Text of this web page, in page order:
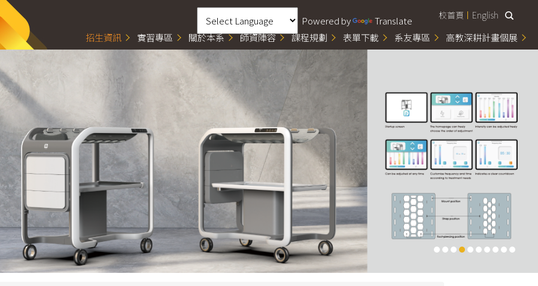
Powered by Translate 校首頁 English
招生資訊 實習專區 關於本系 師資陣容 課程規劃 表單下載 系友專區 高教深耕計畫個展